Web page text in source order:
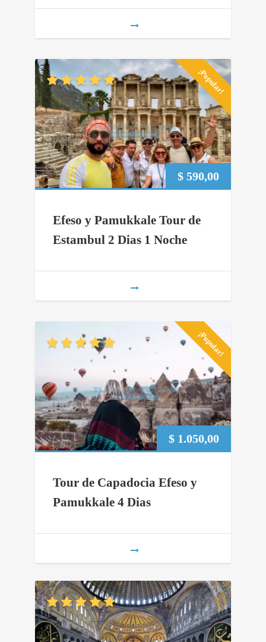
¡Popular!
$ 590,00
Efeso y Pamukkale Tour de
Estambul 2 Dias 1 Noche
¡Popular!
$ 1.050,00
Tour de Capadocia Efeso y
Pamukkale 4 Dias